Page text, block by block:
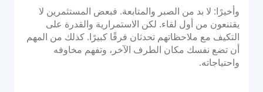
وأخيرًا: لا بد من الصبر والمتابعة. فبعض المستثمرين لا
يقتنعون من أول لقاء. لكن الاستمرارية والقدرة على
التكيف مع ملاحظاتهم تحدثان فرقًا كبيرًا. كذلك من المهم
أن تضع نفسك مكان الطرف الآخر، وتفهم مخاوفه
واحتياجاته.